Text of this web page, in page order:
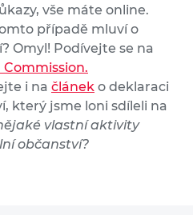
vše máte online.
případě mluví o
Omyl! Podívejte se na
Commission.
i na článek o deklaraci
který jsme loni sdíleli na
vlastní aktivity
občanství?